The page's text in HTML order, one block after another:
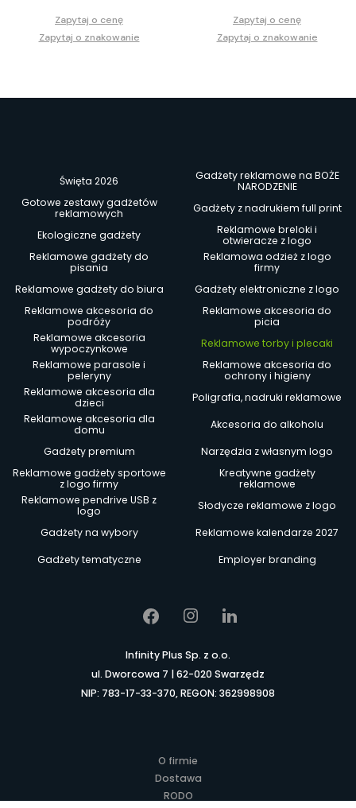
Zapytaj o cenę
Zapytaj o znakowanie
Zapytaj o cenę
Zapytaj o znakowanie
Święta 2026
Gadżety reklamowe na BOŻE
NARODZENIE
Gotowe zestawy gadżetów
reklamowych
Gadżety z nadrukiem full print
Ekologiczne gadżety
Reklamowe breloki i
otwieracze z logo
Reklamowe gadżety do
pisania
Reklamowa odzież z logo
firmy
Reklamowe gadżety do biura
Gadżety elektroniczne z logo
Reklamowe akcesoria do
podróży
Reklamowe akcesoria do
picia
Reklamowe akcesoria
wypoczynkowe
Reklamowe torby i plecaki
Reklamowe parasole i
peleryny
Reklamowe akcesoria do
ochrony i higieny
Reklamowe akcesoria dla
dzieci
Poligrafia, nadruki reklamowe
Reklamowe akcesoria dla
domu
Akcesoria do alkoholu
Gadżety premium
Narzędzia z własnym logo
Reklamowe gadżety sportowe
z logo firmy
Kreatywne gadżety
reklamowe
Reklamowe pendrive USB z
logo
Słodycze reklamowe z logo
Gadżety na wybory
Reklamowe kalendarze 2027
Gadżety tematyczne
Employer branding
Infinity Plus Sp. z o.o.
ul. Dworcowa 7 | 62-020 Swarzędz
NIP: 783-17-33-370, REGON: 362998908
O firmie
Dostawa
RODO